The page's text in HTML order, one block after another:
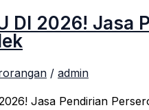
DI 2026! Jasa
/ admin
Jasa Pendirian